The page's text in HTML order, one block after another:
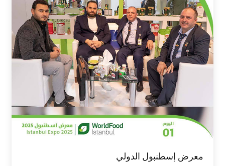
معرض إسطنبول الدولي